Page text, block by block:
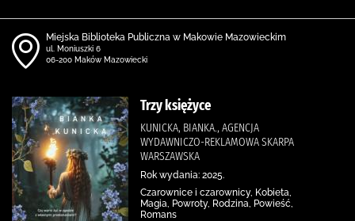
Miejska Biblioteka Publiczna w Makowie Mazowieckim
ul. Moniuszki 6
06-200 Maków Mazowiecki
Trzy księżyce
KUNICKA, BIANKA., AGENCJA
WYDAWNICZO-REKLAMOWA SKARPA
WARSZAWSKA
Rok wydania: 2025.
Czarownice i czarownicy, Kobieta,
Magia, Powroty, Rodzina, Powieść,
Romans